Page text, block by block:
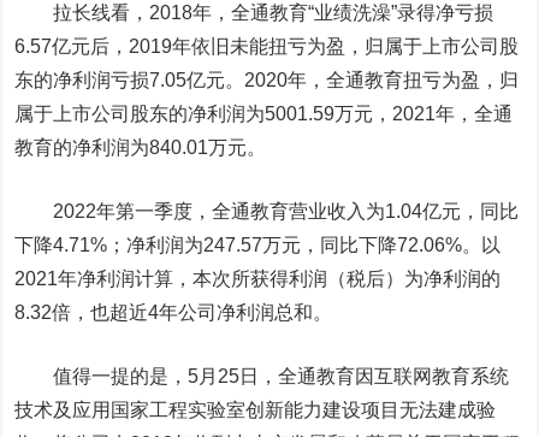
拉长线看，2018年，全通教育“业绩洗澡”录得净亏损
6.57亿元后，2019年依旧未能扭亏为盈，归属于上市公司股
东的净利润亏损7.05亿元。2020年，全通教育扭亏为盈，归
属于上市公司股东的净利润为5001.59万元，2021年，全通
教育的净利润为840.01万元。
2022年第一季度，全通教育营业收入为1.04亿元，同比
下降4.71%；净利润为247.57万元，同比下降72.06%。以
2021年净利润计算，本次所获得利润（税后）为净利润的
8.32倍，也超近4年公司净利润总和。
值得一提的是，5月25日，全通教育因互联网教育系统
技术及应用国家工程实验室创新能力建设项目无法建成验